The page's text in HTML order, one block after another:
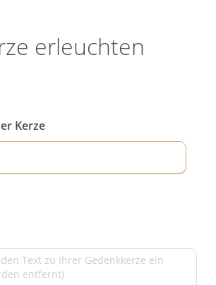
erleuchten
Kerze